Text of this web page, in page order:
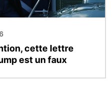
cette lettre
est un faux